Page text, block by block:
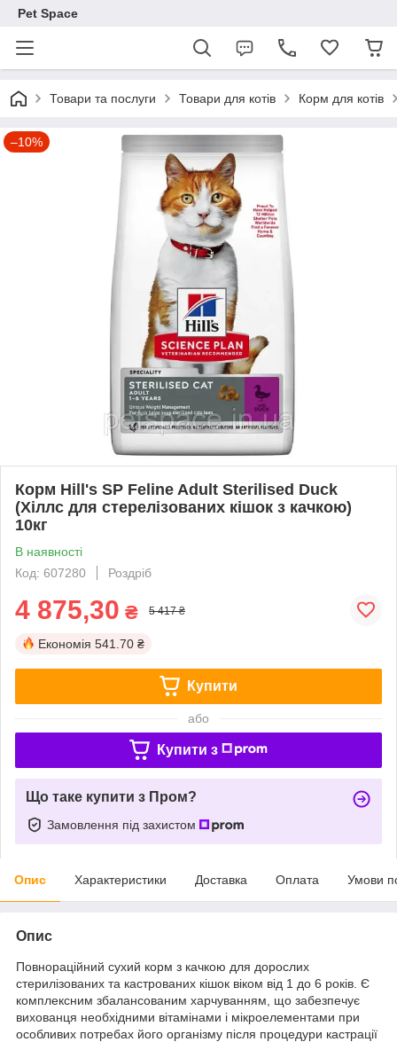
Pet Space
Товари та послуги Товари для котів Корм для котів
–10%
Корм Hill's SP Feline Adult Sterilised Duck
(Хіллс для стерелізованих кішок з качкою)
10кг
В наявності
Код: 607280
Роздріб
4 875,30 ₴ 5 417 ₴
Економія 541.70 ₴
Купити
або
Купити з
Що таке купити з Пром?
Замовлення під захистом
Опис Характеристики Доставка Оплата Умови
Опис
Повнораційний сухий корм з качкою для дорослих
стерилізованих та кастрованих кішок віком від 1 до 6 років. Є
комплексним збалансованим харчуванням, що забезпечує
вихованця необхідними вітамінами і мікроелементами при
особливих потребах його організму після процедури кастрації